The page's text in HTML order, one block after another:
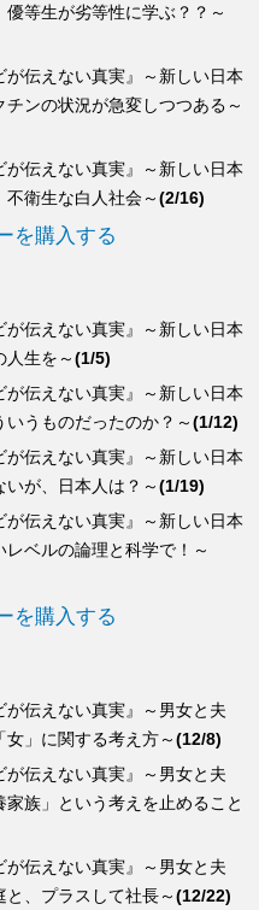
伝えない真実』～新しい日本
不衛生な白人社会～(2/16)
伝えない真実』～新しい日本
ンの状況が急変しつつある～
等生が劣等性に学ぶ？？～
を購入する
伝えない真実』～新しい日本
ベルの論理と科学で！～
伝えない真実』～新しい日本
いが、日本人は？～(1/19)
伝えない真実』～新しい日本
いうものだったのか？～(1/12)
伝えない真実』～新しい日本
人生を～(1/5)
を購入する
伝えない真実』～男女と夫
と、プラスして社長～(12/22)
伝えない真実』～男女と夫
族」という考えを止めること
伝えない真実』～男女と夫
女」に関する考え方～(12/8)